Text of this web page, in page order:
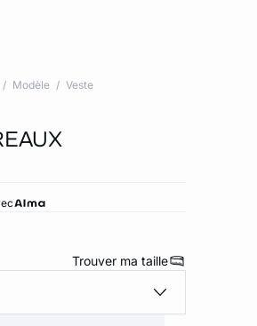
Modèle Veste
Trouver ma taille